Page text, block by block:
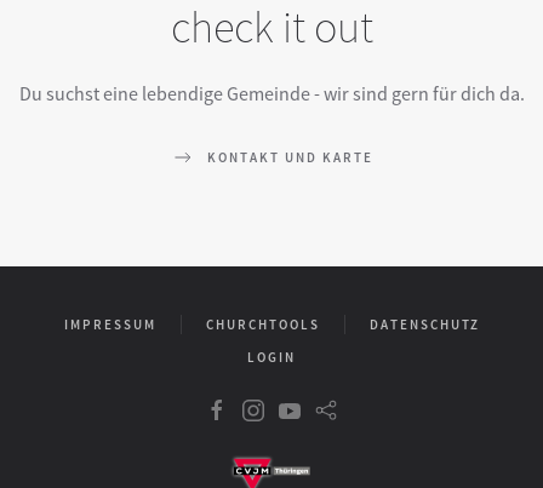
check it out
Du suchst eine lebendige Gemeinde - wir sind gern für dich da.
KONTAKT UND KARTE
IMPRESSUM CHURCHTOOLS
DATENSCHUTZ
LOGIN